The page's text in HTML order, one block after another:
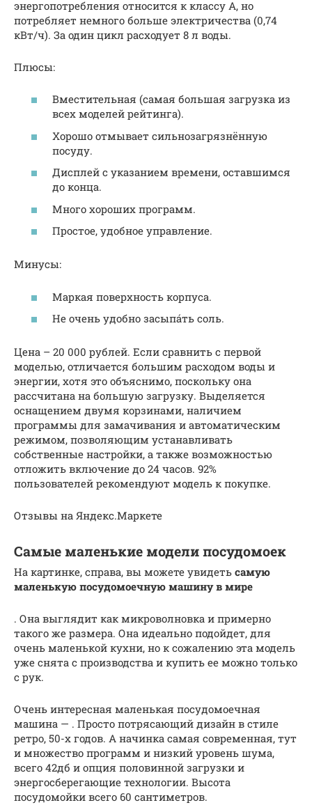
энергопотребления относится к классу А, но
потребляет немного больше электричества (0,74
кВт/ч). За один цикл расходует 8 л воды.
Плюсы:
Вместительная (самая большая загрузка из
всех моделей рейтинга).
Хорошо отмывает сильнозагрязнённую
посуду.
Дисплей с указанием времени, оставшимся
до конца.
Много хороших программ.
Простое, удобное управление.
Минусы:
Маркая поверхность корпуса.
Не очень удобно засыпа́ть соль.
Цена – 20 000 рублей. Если сравнить с первой
моделью, отличается большим расходом воды и
энергии, хотя это объяснимо, поскольку она
рассчитана на большую загрузку. Выделяется
оснащением двумя корзинами, наличием
программы для замачивания и автоматическим
режимом, позволяющим устанавливать
собственные настройки, а также возможностью
отложить включение до 24 часов. 92%
пользователей рекомендуют модель к покупке.
Отзывы на Яндекс.Маркете
Самые маленькие модели посудомоек
На картинке, справа, вы можете увидеть самую
маленькую посудомоечную машину в мире
. Она выглядит как микроволновка и примерно
такого же размера. Она идеально подойдет, для
очень маленькой кухни, но к сожалению эта модель
уже снята с производства и купить ее можно только
с рук.
Очень интересная маленькая посудомоечная
машина — . Просто потрясающий дизайн в стиле
ретро, 50-х годов. А начинка самая современная, тут
и множество программ и низкий уровень шума,
всего 42дб и опция половинной загрузки и
энергосберегающие технологии. Высота
посудомойки всего 60 сантиметров.